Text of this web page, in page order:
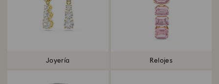
Joyería Relojes